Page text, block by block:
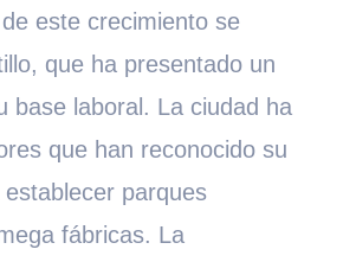
este crecimiento se
que ha presentado un
base laboral. La ciudad ha
que han reconocido su
parques
fábricas. La